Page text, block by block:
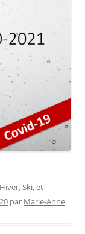
Hiver,Ski, et
par Marie-Anne.